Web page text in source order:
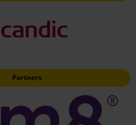
Partners